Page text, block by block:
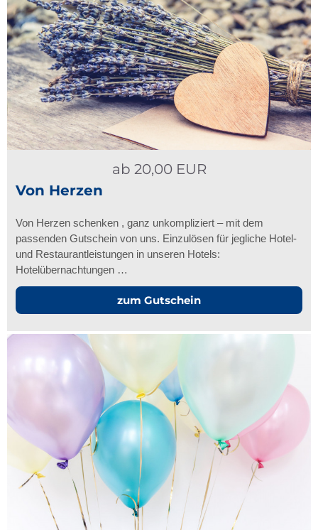
ab 20,00EUR
Von Herzen
Von Herzen schenken , ganz unkompliziert – mit dem
passenden Gutschein von uns. Einzulösen für jegliche Hotel-
und Restaurantleistungen in unseren Hotels:
Hotelübernachtungen …
zum Gutschein